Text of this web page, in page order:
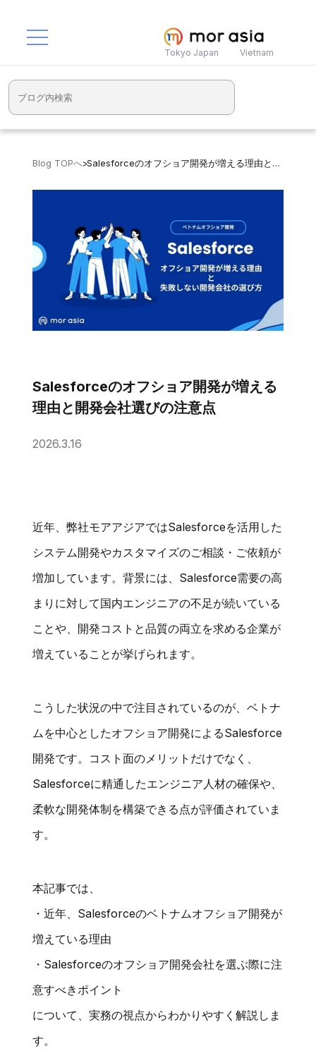
Tokyo Japan Vietnam
Blog TOPへ > Salesforceのオフショア開発が増える理由と開発会社選びの注意点
Salesforceのオフショア開発が増える
理由と開発会社選びの注意点
2026.3.16
近年、弊社モアアジアではSalesforceを活用した
システム開発やカスタマイズのご相談・ご依頼が
増加しています。背景には、Salesforce需要の高
まりに対して国内エンジニアの不足が続いている
ことや、開発コストと品質の両立を求める企業が
増えていることが挙げられます。
こうした状況の中で注目されているのが、ベトナ
ムを中心としたオフショア開発によるSalesforce
開発です。コスト面のメリットだけでなく、
Salesforceに精通したエンジニア人材の確保や、
柔軟な開発体制を構築できる点が評価されていま
す。
本記事では、
・近年、Salesforceのベトナムオフショア開発が
増えている理由
・Salesforceのオフショア開発会社を選ぶ際に注
意すべきポイント
について、実務の視点からわかりやすく解説しま
す。